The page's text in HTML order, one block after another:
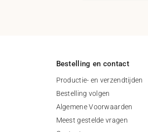
Bestelling en contact
Productie- en verzendtijden
Bestelling volgen
Algemene Voorwaarden
Meest gestelde vragen